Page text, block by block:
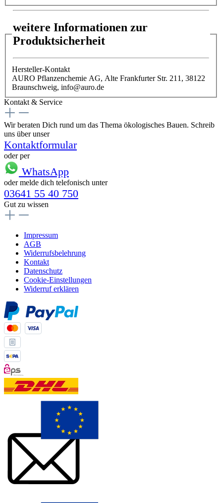
weitere Informationen zur
Produktsicherheit
Hersteller-Kontakt
AURO Pflanzenchemie AG, Alte Frankfurter Str. 211, 38122
Braunschweig, info@auro.de
Kontakt & Service
Wir beraten Dich rund um das Thema ökologisches Bauen. Schreib
uns über unser
Kontaktformular
oder per
WhatsApp
oder melde dich telefonisch unter
03641 55 40 750
Gut zu wissen
Impressum
AGB
Widerrufsbelehrung
Kontakt
Datenschutz
Cookie-Einstellungen
Widerruf erklären